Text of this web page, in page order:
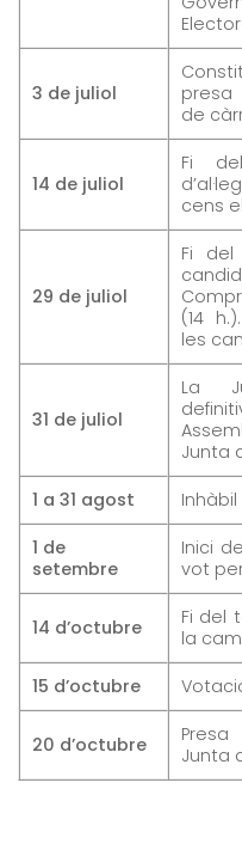
3 de juliol
presa
de
14 de juliol
Fi
cens
29 de juliol
Fi
(14
les
31 de juliol
La
Junta
1 a 31 agost
1 de
setembre
Inici
vot
14 d’octubre
Fi del
la
15 d’octubre
20 d’octubre
Junta